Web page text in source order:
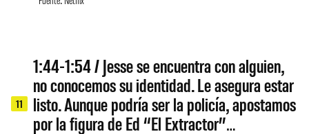
11
1:44-1:54 / Jesse se encuentra con alguien,
no conocemos su identidad. Le asegura estar
listo. Aunque podría ser la policía, apostamos
por la figura de Ed “El Extractor”…